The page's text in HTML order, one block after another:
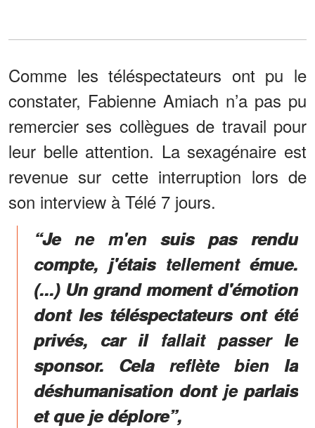
Comme les téléspectateurs ont pu le
constater, Fabienne Amiach n’a pas pu
remercier ses collègues de travail pour
leur belle attention. La sexagénaire est
revenue sur cette interruption lors de
son interview à Télé 7 jours.
“Je ne m'en suis pas rendu
compte, j'étais tellement émue.
(...) Un grand moment d'émotion
dont les téléspectateurs ont été
privés, car il fallait passer le
sponsor. Cela reflète bien la
déshumanisation dont je parlais
et que je déplore”,